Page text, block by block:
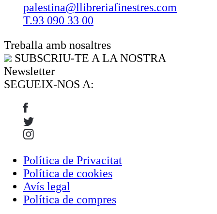
palestina@llibreriafinestres.com
T.93 090 33 00
Treballa amb nosaltres
SUBSCRIU-TE A LA NOSTRA
Newsletter
SEGUEIX-NOS A:
Política de Privacitat
Política de cookies
Avís legal
Política de compres